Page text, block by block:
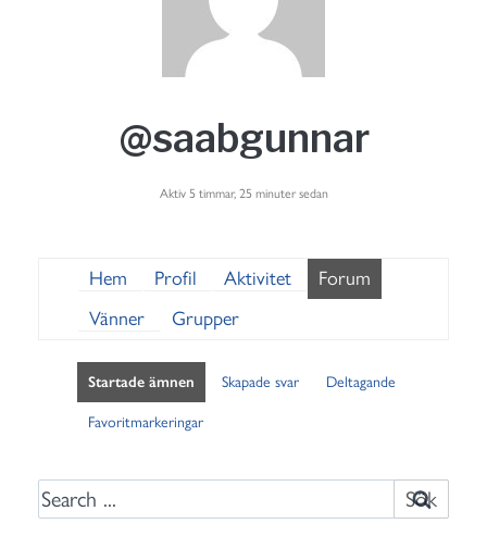
@saabgunnar
Aktiv 5 timmar, 25 minuter sedan
Hem Profil Aktivitet
Forum
Vänner
Grupper
Startade ämnen Skapade svar Deltagande
Favoritmarkeringar
S
e